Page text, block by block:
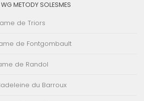
METODY SOLESMES
de Triors
de Fontgombault
de Randol
du Barroux